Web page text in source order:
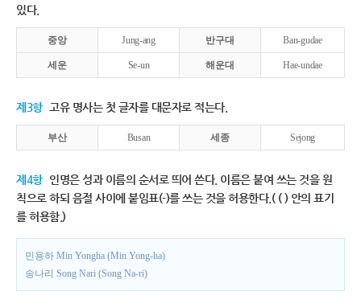
있다.
중앙 Jung-ang 반구대 Ban-gudae
세운 Se-un 해운대 Hae-undae
제3항 고유 명사는 첫 글자를 대문자로 적는다.
부산 Busan 세종 Sejong
제4항 인명은 성과 이름의 순서로 띄어 쓴다. 이름은 붙여 쓰는 것을 원
칙으로 하되 음절 사이에 붙임표(-)를 쓰는 것을 허용한다.( ( ) 안의 표기
를 허용함.)
민용하 Min Yongha (Min Yong-ha)
송나리 Song Nari (Song Na-ri)